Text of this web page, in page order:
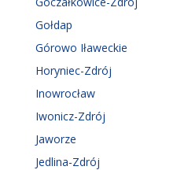
Gołdap
Górowo Iławeckie
Horyniec-Zdrój
Inowrocław
Iwonicz-Zdrój
Jaworze
Jedlina-Zdrój